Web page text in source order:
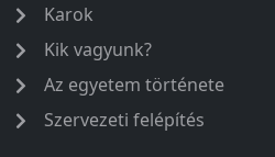
Karok
Kik vagyunk?
Az egyetem története
Szervezeti felépítés